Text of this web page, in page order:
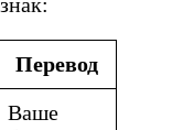
Перевод
Ваше